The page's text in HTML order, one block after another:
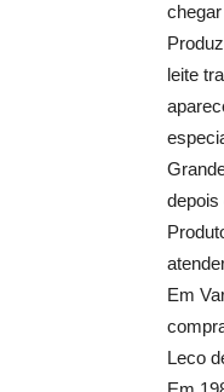
leite
depois
Em
Leco